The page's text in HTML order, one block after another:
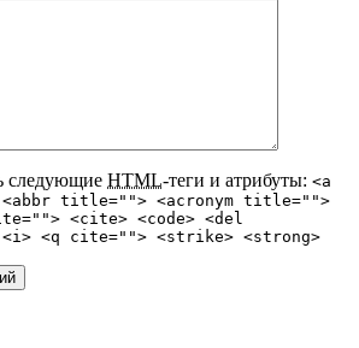
следующие HTML-теги и атрибуты: <a
title=""> <acronym title="">
<cite> <code> <del
<i> <q cite=""> <strike> <strong>